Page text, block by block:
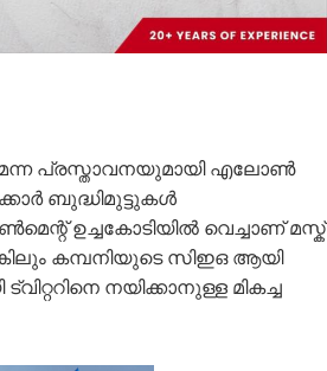
പ്രസ്താവനയുമായി എലോൺ
ബുദ്ധിമുട്ടുകൾ
ഉച്ചകോടിയിൽ വെച്ചാണ് മസ്ക്
കമ്പനിയുടെ സിഇഒ ആയി
നയിക്കാനുള്ള മികച്ച